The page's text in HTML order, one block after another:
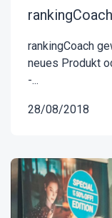
rankingCoach
neues Produkt
-...
28/08/2018